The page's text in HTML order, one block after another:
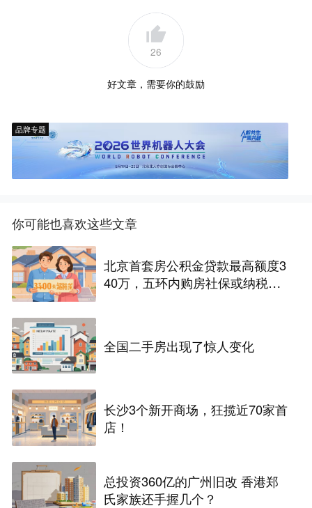
26
好文章，需要你的鼓励
品牌专题
你可能也喜欢这些文章
北京首套房公积金贷款最高额度3
40万，五环内购房社保或纳税满
全国二手房出现了惊人变化
长沙3个新开商场，狂揽近70家首
店！
总投资360亿的广州旧改 香港郑
氏家族还手握几个？